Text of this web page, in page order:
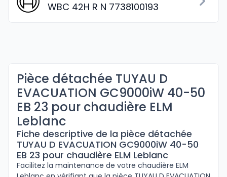
WBC 42H R N 7738100193
Pièce détachée TUYAU D
EVACUATION GC9000iW 40-50
EB 23 pour chaudière ELM
Leblanc
Fiche descriptive de la pièce détachée
TUYAU D EVACUATION GC9000iW 40-50
EB 23 pour chaudière ELM Leblanc
Facilitez la maintenance de votre chaudière ELM